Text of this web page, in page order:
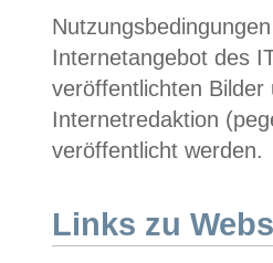
Internetangebot des
veröffentlichten
Internetredaktion
veröffentlicht werden.
Links zu